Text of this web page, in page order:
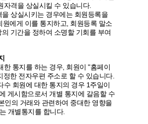
자격을 상실시킬 수 있습니다.
상실시키는 경우에는 회원등록을
원에게 이를 통지하고, 회원등록 말소
기간을 정하여 소명할 기회를 부여
한 통지를 하는 경우, 회원이 "홈페이
정한 전자우편 주소로 할 수 있습니다.
수 회원에 대한 통지의 경우 1주일이
게시함으로서 개별 통지에 갈음할 수
인의 거래와 관련하여 중대한 영향을
개별통지를 합니다.